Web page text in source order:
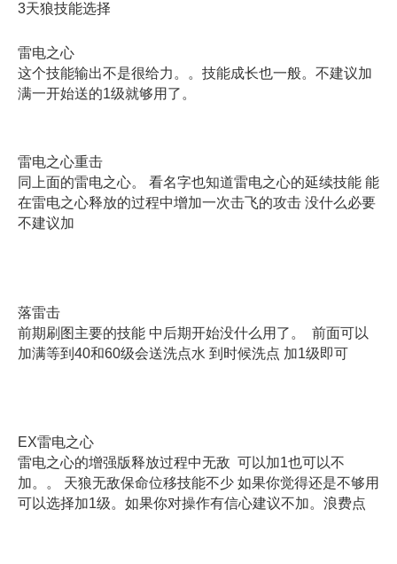
3天狼技能选择
雷电之心
这个技能输出不是很给力。。技能成长也一般。不建议加
满一开始送的1级就够用了。
雷电之心重击
同上面的雷电之心。 看名字也知道雷电之心的延续技能 能
在雷电之心释放的过程中增加一次击飞的攻击 没什么必要
不建议加
落雷击
前期刷图主要的技能 中后期开始没什么用了。 前面可以
加满等到40和60级会送洗点水 到时候洗点 加1级即可
EX雷电之心
雷电之心的增强版释放过程中无敌 可以加1也可以不
加。。 天狼无敌保命位移技能不少 如果你觉得还是不够用
可以选择加1级。如果你对操作有信心建议不加。浪费点